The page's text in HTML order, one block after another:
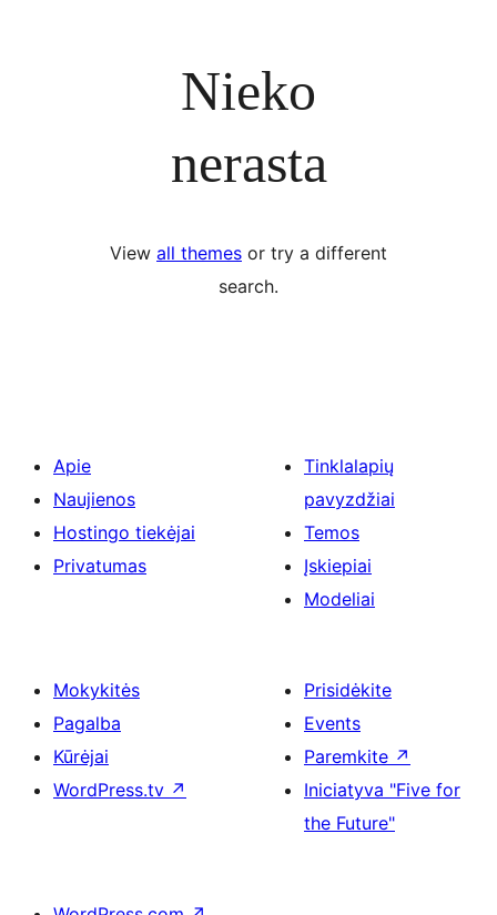
Nieko
nerasta
View all themes or try a different
search.
Apie
Naujienos
Hostingo tiekėjai
Privatumas
Tinklalapių
pavyzdžiai
Temos
Įskiepiai
Modeliai
Mokykitės
Pagalba
Kūrėjai
WordPress.tv ↗
Prisidėkite
Events
Paremkite ↗
Iniciatyva "Five for
the Future"